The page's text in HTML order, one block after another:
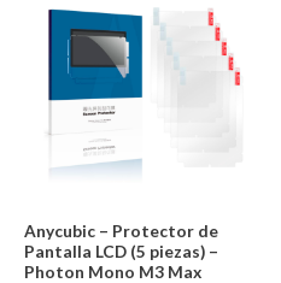
Anycubic – Protector de
Pantalla LCD (5 piezas) –
Photon Mono M3 Max